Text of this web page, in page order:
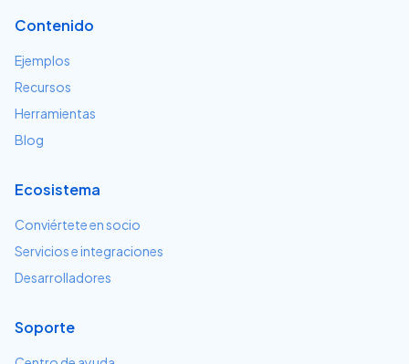
Contenido
Ejemplos
Recursos
Herramientas
Blog
Ecosistema
Conviértete en socio
Servicios e integraciones
Desarrolladores
Soporte